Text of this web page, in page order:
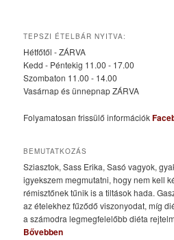
TEPSZI ÉTELBÁR NYITVA:
Hétfőtől - ZÁRVA
Kedd - Péntekig 11.00 - 17.00
Szombaton 11.00 - 14.00
Vasárnap és ünnepnap ZÁRVA
Folyamatosan frissülő információk
BEMUTATKOZÁS
Sziasztok, Sass Erika, Sasó vagyok,
igyekszem megmutatni, hogy nem kell
rémisztőnek tűnik is a tiltások hada.
az ételekhez fűződő viszonyodat, míg
a számodra legmegfelelőbb diéta
Bővebben